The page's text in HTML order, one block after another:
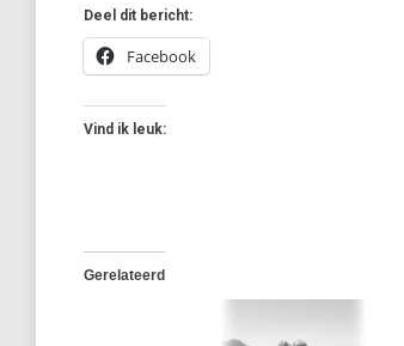
Deel dit bericht:
Facebook
Vind ik leuk:
Gerelateerd